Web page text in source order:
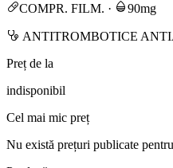
COMPR. FILM. · 90mg
ANTITROMBOTICE
Preț de la
indisponibil
Cel mai mic preț
Nu există prețuri publicate